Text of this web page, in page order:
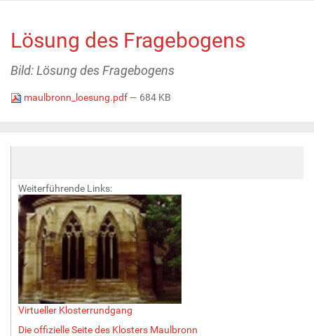
Lösung des Fragebogens
Bild: Lösung des Fragebogens
maulbronn_loesung.pdf— 684 KB
Weiterführende Links:
Virtueller Klosterrundgang
Die offizielle Seite des Klosters Maulbronn